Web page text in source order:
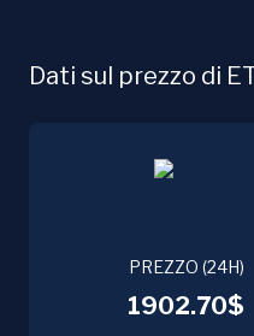
Dati sul prezzo di
PREZZO (24H)
1902.70$